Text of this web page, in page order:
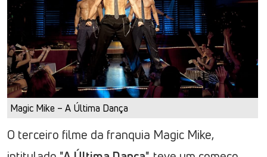
Magic Mike – A Última Dança
O terceiro filme da franquia Magic Mike,